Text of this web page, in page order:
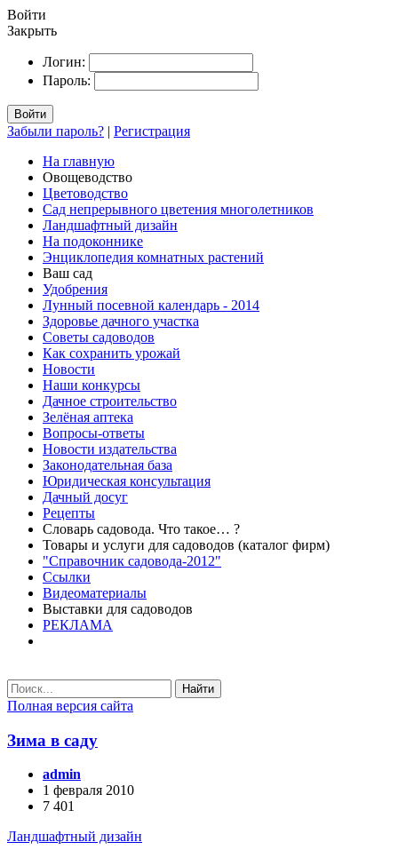
Войти
Закрыть
Логин:
Пароль:
Войти
Забыли пароль? | Регистрация
На главную
Овощеводство
Цветоводство
Сад непрерывного цветения многолетников
Ландшафтный дизайн
На подоконнике
Энциклопедия комнатных растений
Ваш сад
Удобрения
Лунный посевной календарь - 2014
Здоровье дачного участка
Советы садоводов
Как сохранить урожай
Новости
Наши конкурсы
Дачное строительство
Зелёная аптека
Вопросы-ответы
Новости издательства
Законодательная база
Юридическая консультация
Дачный досуг
Рецепты
Словарь садовода. Что такое… ?
Товары и услуги для садоводов (каталог фирм)
"Справочник садовода-2012"
Ссылки
Видеоматериалы
Выставки для садоводов
РЕКЛАМА
Найти
Полная версия сайта
Зима в саду
admin
1 февраля 2010
7 401
Ландшафтный дизайн